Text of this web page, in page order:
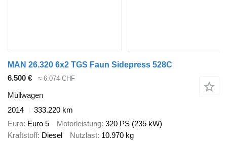
MAN 26.320 6x2 TGS Faun Sidepress 528C
6.500 €
≈ 6.074 CHF
Müllwagen
2014
333.220 km
Euro Euro 5 Motorleistung 320 PS (235 kW)
Kraftstoff Diesel Nutzlast 10.970 kg